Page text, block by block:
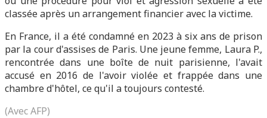
classée après un arrangement financier avec la victime.
En France, il a été condamné en 2023 à six ans de prison
par la cour d'assises de Paris. Une jeune femme, Laura P.,
rencontrée dans une boîte de nuit parisienne, l'avait
accusé en 2016 de l'avoir violée et frappée dans une
chambre d'hôtel, ce qu'il a toujours contesté.
(Avec AFP)